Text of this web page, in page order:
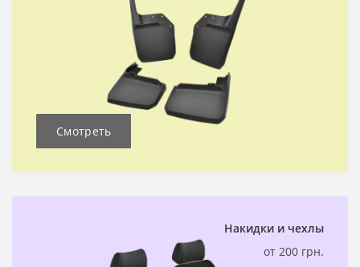
Смотреть
Накидки и чехлы
от 200 грн.